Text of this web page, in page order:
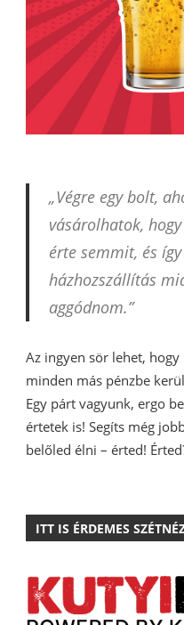
„Végre egy bolt,
vásárolhatok,
érte semmit, és
házhozszállítás
aggódnom.”
Az ingyen sör lehet,
minden más pénzbe
Egy párt vagyunk, ergo
értetek is! Segíts még
belőled élni – érted!
ITT IS ÉRDEMES